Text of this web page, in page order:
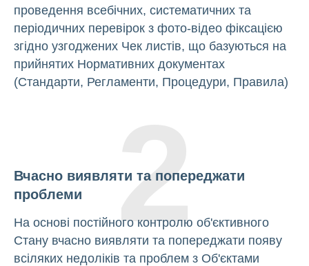
проведення всебічних, систематичних та
періодичних перевірок з фото-відео фіксацією
згідно узгоджених Чек листів, що базуються на
прийнятих Нормативних документах
(Стандарти, Регламенти, Процедури, Правила)
Вчасно виявляти та попереджати
проблеми
На основі постійного контролю об'єктивного
Стану вчасно виявляти та попереджати появу
всіляких недоліків та проблем з Об'єктами
2